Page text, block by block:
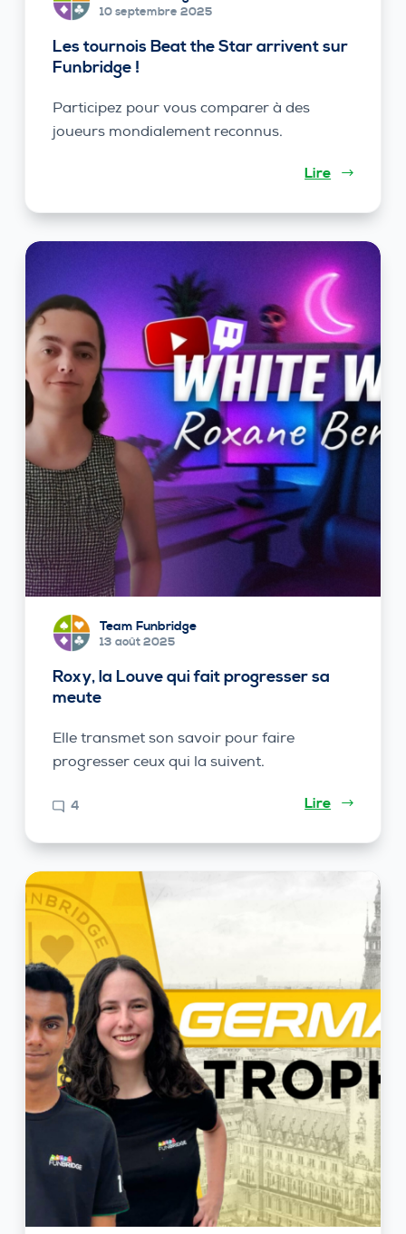
10 septembre 2025
Les tournois Beat the Star arrivent sur
Funbridge !
Participez pour vous comparer à des
joueurs mondialement reconnus.
Lire
Team Funbridge
13 août 2025
Roxy, la Louve qui fait progresser sa
meute
Elle transmet son savoir pour faire
progresser ceux qui la suivent.
4 Lire